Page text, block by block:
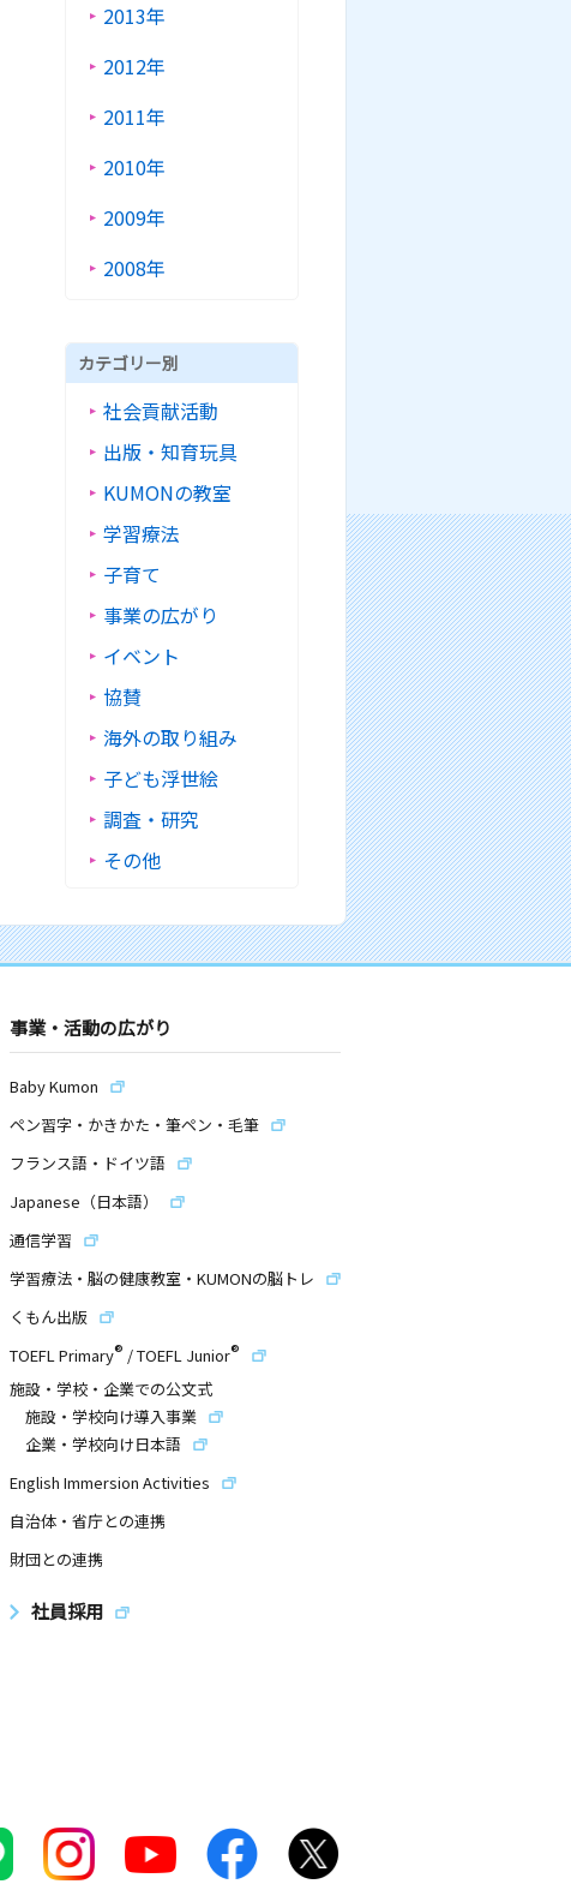
2013年
2012年
2011年
2010年
2009年
2008年
カテゴリー別
社会貢献活動
出版・知育玩具
KUMONの教室
学習療法
子育て
事業の広がり
イベント
協賛
海外の取り組み
子ども浮世絵
調査・研究
その他
事業・活動の広がり
Baby Kumon
ペン習字・かきかた・筆ペン・毛筆
フランス語・ドイツ語
Japanese（日本語）
通信学習
学習療法・脳の健康教室・KUMONの脳トレ
くもん出版
TOEFL Primary® /TOEFL Junior®
施設・学校・企業での公文式
施設・学校向け導入事業
企業・学校向け日本語
English Immersion Activities
自治体・省庁との連携
財団との連携
社員採用